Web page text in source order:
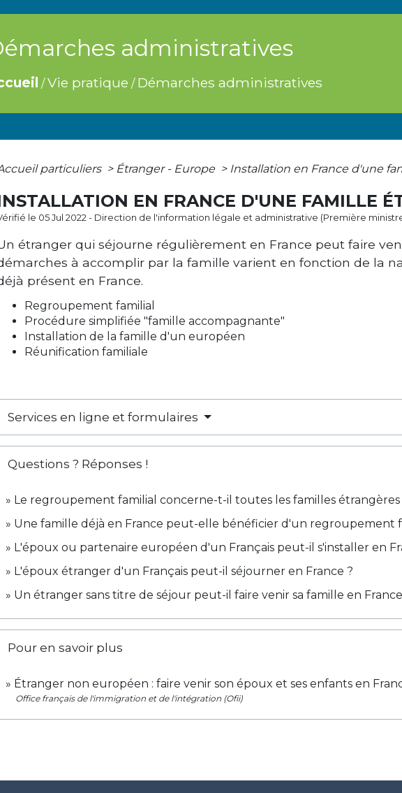
administratives
/Vie pratique / Démarches administratives
particuliers > Étranger - Europe > Installation en France d'une
EN FRANCE D'UNE FAMILLE
le 05 Jul 2022 - Direction de l'information légale et administrative (Première
étranger qui séjourne régulièrement en France peut faire
à accomplir par la famille varient en fonction de la
présent en France.
Regroupement familial
Procédure simplifiée "famille accompagnante"
Installation de la famille d'un européen
Réunification familiale
Services en ligne et formulaires
Questions ? Réponses !
Le regroupement familial concerne-t-il toutes les familles étrangères
Une famille déjà en France peut-elle bénéficier d'un regroupement
L'époux ou partenaire européen d'un Français peut-il s'installer en
L'époux étranger d'un Français peut-il séjourner en France ?
Un étranger sans titre de séjour peut-il faire venir sa famille en
Pour en savoir plus
Étranger non européen : faire venir son époux et ses enfants en
Office français de l'immigration et de l'intégration (Ofii)